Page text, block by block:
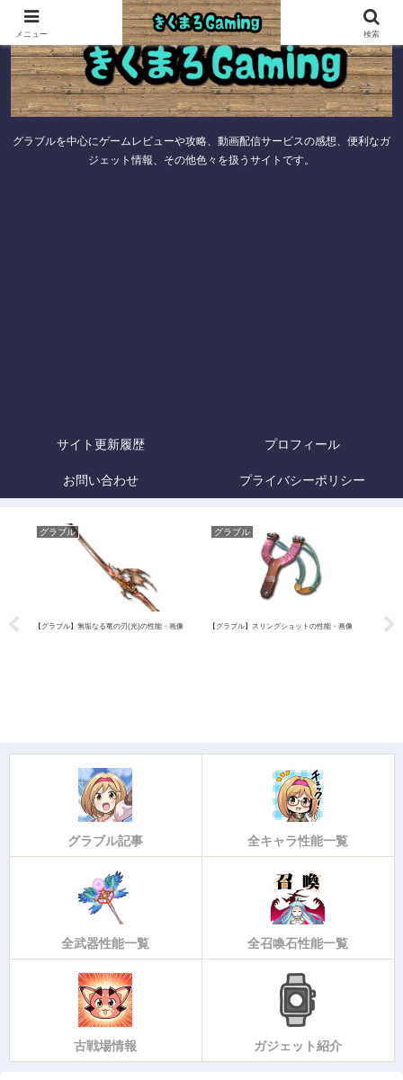
グラブルを中心にゲームレビューや攻略、動画配信サービスの感想、便利なガ
ジェット情報、その他色々を扱うサイトです。
サイト更新履歴 プロフィール
お問い合わせ プライバシーポリシー
グラブル
【グラブル】無垢なる竜の刃(光)の性能・画像
グラブル
【グラブル】スリングショットの性能・画像
【グ
速ラ
グラブル記事 全キャラ性能一覧
全武器性能一覧 全召喚石性能一覧
古戦場情報 ガジェット紹介
メニュー 検索